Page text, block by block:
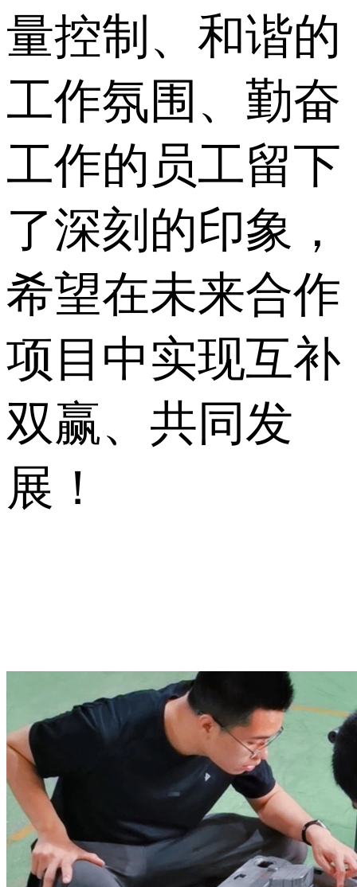
量控制、和谐的
工作氛围、勤奋
工作的员工留下
了深刻的印象，
希望在未来合作
项目中实现互补
双赢、共同发
展！